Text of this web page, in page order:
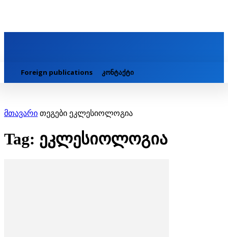
Foreign publications კონტაქტი
მთავარი თეგები ეკლესიოლოგია
Tag: ეკლესიოლოგია